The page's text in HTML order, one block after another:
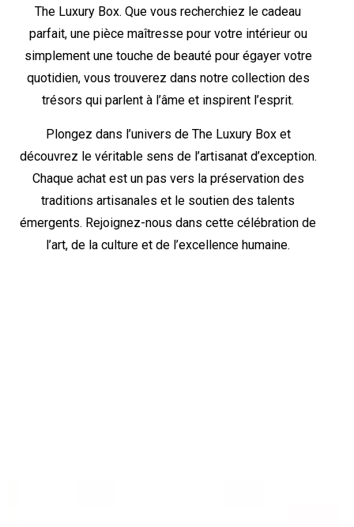
The Luxury Box. Que vous recherchiez le cadeau
parfait, une pièce maîtresse pour votre intérieur ou
simplement une touche de beauté pour égayer votre
quotidien, vous trouverez dans notre collection des
trésors qui parlent à l’âme et inspirent l’esprit.
Plongez dans l’univers de The Luxury Box et
découvrez le véritable sens de l’artisanat d’exception.
Chaque achat est un pas vers la préservation des
traditions artisanales et le soutien des talents
émergents. Rejoignez-nous dans cette célébration de
l’art, de la culture et de l’excellence humaine.